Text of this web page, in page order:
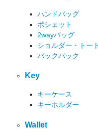
ハンドバッグ
ポシェット
2wayバッグ
ショルダー・トート
バックパック
Key
キーケース
キーホルダー
Wallet